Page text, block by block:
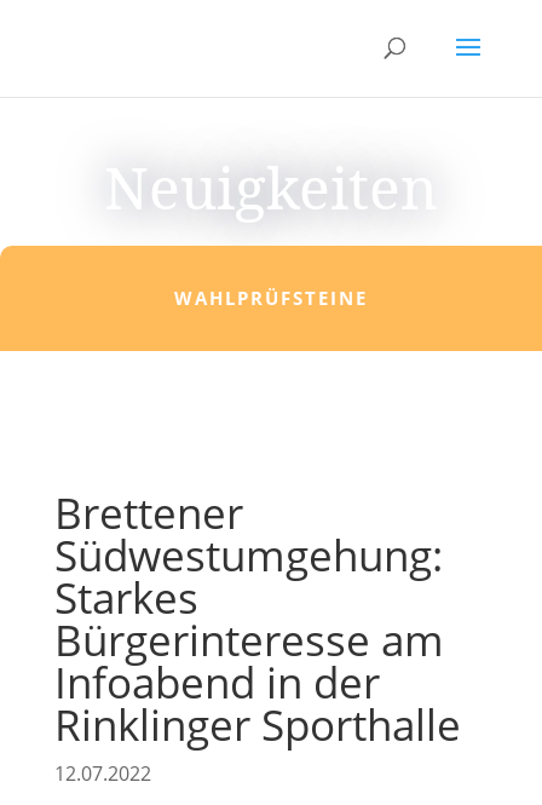
Neuigkeiten
WAHLPRÜFSTEINE
Brettener
Südwestumgehung:
Starkes
Bürgerinteresse am
Infoabend in der
Rinklinger Sporthalle
12.07.2022